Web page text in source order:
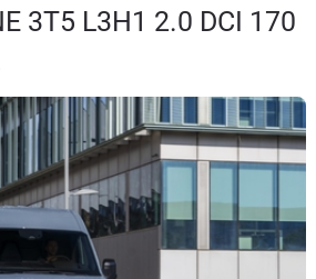
3T5 L3H1 2.0 DCI 170